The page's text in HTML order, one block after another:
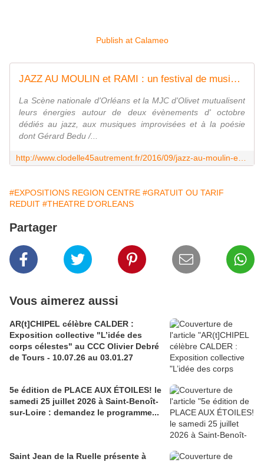
Publish at Calameo
JAZZ AU MOULIN et RAMI : un festival de musiques créatives et intenses à Olivet et Orléans - VIVRE AUTREMENT VOS LOISIRS avec Clodelle
La Scène nationale d'Orléans et la MJC d'Olivet mutualisent
leurs énergies autour de deux évènements d' octobre
dédiés au jazz, aux musiques improvisées et à la poésie
dont Gérard Bedu /...
#EXPOSITIONS REGION CENTRE #GRATUIT OU TARIF
REDUIT #THEATRE D'ORLEANS
Partager
Vous aimerez aussi
AR(t]CHIPEL célèbre CALDER :
Exposition collective "L’idée des
corps célestes" au CCC Olivier Debré
de Tours - 10.07.26 au 03.01.27
5e édition de PLACE AUX ÉTOILES! le
samedi 25 juillet 2026 à Saint-Benoît-
sur-Loire : demandez le programme...
Saint Jean de la Ruelle présente à